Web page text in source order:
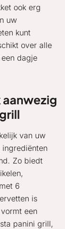
ook erg
uw
kunt
over alle
dagje
van uw
Zo biedt
6
is
een
panini grill,